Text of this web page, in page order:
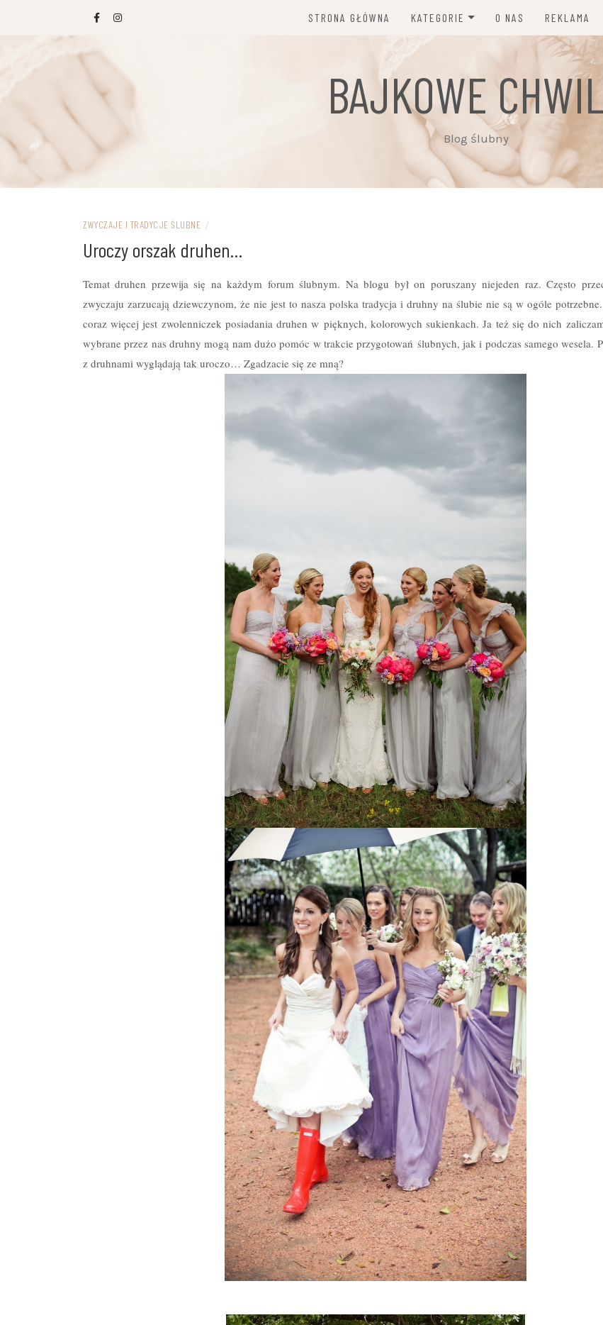
STRONA GŁÓWNA KATEGORIE
DEKORACJE, KWIATY,
ZAPROSZENIA
PORADY I NEWSY
INSPIRACJE ŚLUBNE
PIELĘGNACJA
ZWYCZAJE I TRADYCJE
ŚLUBNE
O NAS REKLAMA
BAJKOWE
Blog ślubny
ZWYCZAJE I TRADYCJE ŚLUBNE /
Uroczy orszak druhen…
Temat druhen przewija się na każdym forum ślubnym. Na blogu był on poruszany niejeden raz. Często
zwyczaju zarzucają dziewczynom, że nie jest to nasza polska tradycja i druhny na ślubie nie są w ogóle
coraz więcej jest zwolenniczek posiadania druhen w pięknych, kolorowych sukienkach. Ja też się do nich
wybrane przez nas druhny mogą nam dużo pomóc w trakcie przygotowań ślubnych, jak i podczas samego wesela.
z druhnami wyglądają tak uroczo… Zgadzacie się ze mną?